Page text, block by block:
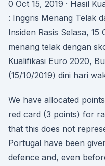
0 Oct 15, 2019 · Hasil
: Inggris Menang Telak
Insiden Rasis Selasa,
menang telak dengan
Kualifikasi Euro 2020,
(15/10/2019) dini hari
We have allocated
red card (3 points) for
that this does not
Portugal have been
defence and, even